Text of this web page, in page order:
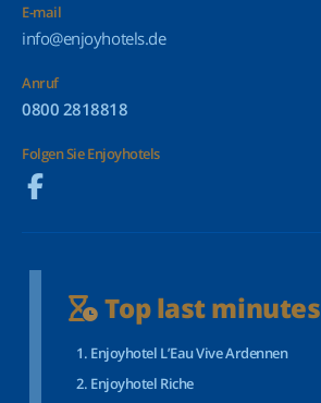
E-mail
info@enjoyhotels.de
Anruf
0800 2818818
Folgen Sie Enjoyhotels
Top last minutes
Enjoyhotel L’Eau Vive Ardennen
Enjoyhotel Riche